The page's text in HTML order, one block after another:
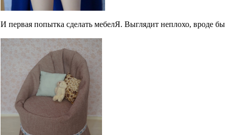
И первая попытка сделать мебелЯ. Выглядит неплохо, вроде